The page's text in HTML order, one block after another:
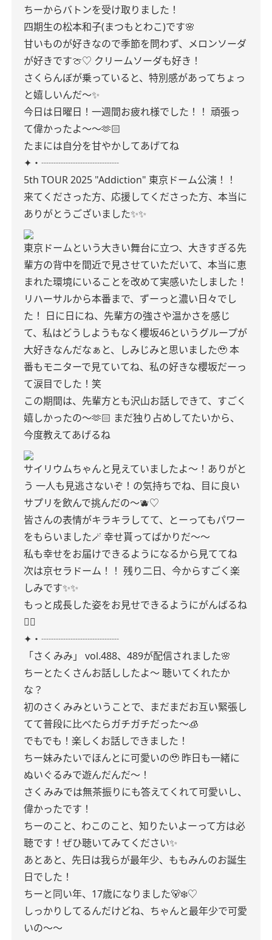
ちーからバトンを受け取りました！
四期生の松本和子(まつもとわこ)です🌸
甘いものが好きなので季節を問わず、メロンソーダ
が好きです🍈♡ クリームソーダも好き！
さくらんぼが乗っていると、特別感があってちょっ
と嬉しいんだ〜✨
今日は日曜日！一週間お疲れ様でした！！ 頑張っ
て偉かったよ〜〜🫶🏻
たまには自分を甘やかしてあげてね
✦・┈┈┈┈┈┈┈┈
5th TOUR 2025 "Addiction" 東京ドーム公演！！
来てくださった方、応援してくださった方、本当に
ありがとうございました✨✨
東京ドームという大きい舞台に立つ、大きすぎる先
輩方の背中を間近で見させていただいて、本当に恵
まれた環境にいることを改めて実感いたしました！
リハーサルから本番まで、ずーっと濃い日々でし
た！ 日に日にね、先輩方の強さや温かさを感じ
て、私はどうしようもなく櫻坂46というグループが
大好きなんだなぁと、しみじみと思いました🥹本
番もモニターで見ていてね、私の好きな櫻坂だーっ
て涙目でした！笑
この期間は、先輩方とも沢山お話しできて、すごく
嬉しかったの〜🫶🏻 まだ独り占めしてたいから、
今度教えてあげるね
サイリウムちゃんと見えていましたよ〜！ありがと
う 一人も見逃さないぞ！の気持ちでね、目に良い
サプリを飲んで挑んだの〜🫐♡
皆さんの表情がキラキラしてて、とーってもパワー
をもらいました🪄 幸せ貰ってばかりだ〜〜
私も幸せをお届けできるようになるから見ててね
次は京セラドーム！！ 残り二日、今からすごく楽
しみです✨✨
もっと成長した姿をお見せできるようにがんばるね
✊🏻
✦・┈┈┈┈┈┈┈┈
「さくみみ」 vol.488、489が配信されました🌸
ちーとたくさんお話ししたよ〜 聴いてくれたか
な？
初のさくみみということで、まだまだお互い緊張し
てて普段に比べたらガチガチだった〜🧊
でもでも！楽しくお話しできました！
ちー妹みたいでほんとに可愛いの🥹 昨日も一緒に
ぬいぐるみで遊んだんだ〜！
さくみみでは無茶振りにも答えてくれて可愛いし、
偉かったです！
ちーのこと、わこのこと、知りたいよーって方は必
聴です！ぜひ聴いてみてください✨
あとあと、先日は我らが最年少、ももみんのお誕生
日でした！
ちーと同い年、17歳になりました🐻‍❄️♡
しっかりしてるんだけどね、ちゃんと最年少で可愛
いの〜〜